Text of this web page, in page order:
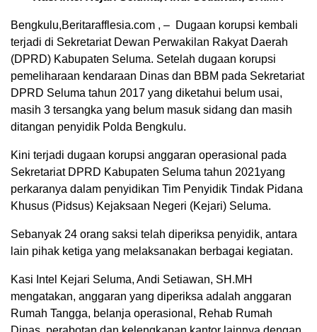
Bengkulu,Beritarafflesia.com , – Dugaan korupsi kembali
terjadi di Sekretariat Dewan Perwakilan Rakyat Daerah
(DPRD) Kabupaten Seluma. Setelah dugaan korupsi
pemeliharaan kendaraan Dinas dan BBM pada Sekretariat
DPRD Seluma tahun 2017 yang diketahui belum usai,
masih 3 tersangka yang belum masuk sidang dan masih
ditangan penyidik Polda Bengkulu.
Kini terjadi dugaan korupsi anggaran operasional pada
Sekretariat DPRD Kabupaten Seluma tahun 2021yang
perkaranya dalam penyidikan Tim Penyidik Tindak Pidana
Khusus (Pidsus) Kejaksaan Negeri (Kejari) Seluma.
Sebanyak 24 orang saksi telah diperiksa penyidik, antara
lain pihak ketiga yang melaksanakan berbagai kegiatan.
Kasi Intel Kejari Seluma, Andi Setiawan, SH.MH
mengatakan, anggaran yang diperiksa adalah anggaran
Rumah Tangga, belanja operasional, Rehab Rumah